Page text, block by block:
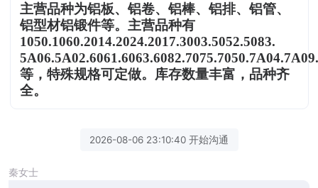
主营品种为铝板、铝卷、铝棒、铝排、铝管、
铝型材铝锻件等。主营品种有
1050.1060.2014.2024.2017.3003.5052.5083.
等，特殊规格可定做。库存数量丰富，品种齐
全。
2026-08-06 23:10:40 开始沟通
秦女士